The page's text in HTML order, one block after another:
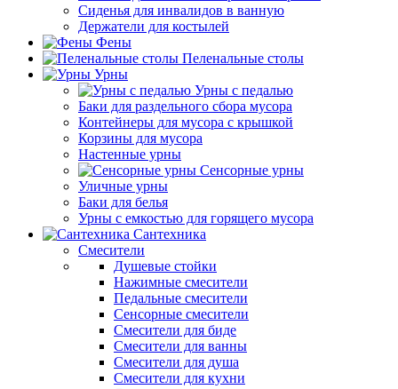
Сиденья для инвалидов в ванную
Держатели для костылей
Фены
Пеленальные столы
Урны
Урны с педалью
Баки для раздельного сбора мусора
Контейнеры для мусора с крышкой
Корзины для мусора
Настенные урны
Сенсорные урны
Уличные урны
Баки для белья
Урны с емкостью для горящего мусора
Сантехника
Смесители
Душевые стойки
Нажимные смесители
Педальные смесители
Сенсорные смесители
Смесители для биде
Смесители для ванны
Смесители для душа
Смесители для кухни